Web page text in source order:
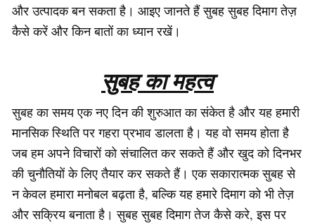
और उत्पादक बन सकता है। आइए जानते हैं सुबह सुबह दिमाग तेज़
कैसे करें और किन बातों का ध्यान रखें।
सुबह का महत्व
सुबह का समय एक नए दिन की शुरुआत का संकेत है और यह हमारी
मानसिक स्थिति पर गहरा प्रभाव डालता है। यह वो समय होता है
जब हम अपने विचारों को संचालित कर सकते हैं और खुद को दिनभर
की चुनौतियों के लिए तैयार कर सकते हैं। एक सकारात्मक सुबह से
न केवल हमारा मनोबल बढ़ता है, बल्कि यह हमारे दिमाग को भी तेज़
और सक्रिय बनाता है। सुबह सुबह दिमाग तेज कैसे करे, इस पर